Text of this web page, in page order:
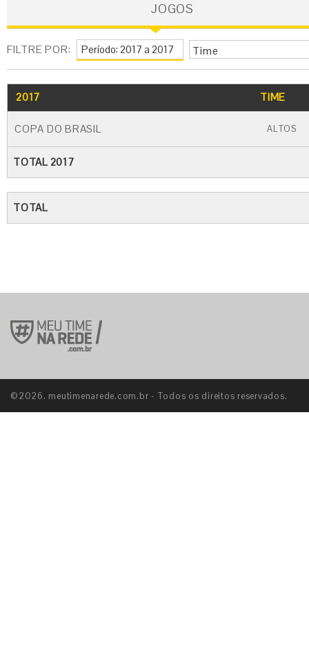
JOGOS
FILTRE POR: Time
2017 TIME
COPA DO BRASIL ALTOS
TOTAL 2017
TOTAL
©2026. meutimenarede.com.br - Todos os direitos reservados.